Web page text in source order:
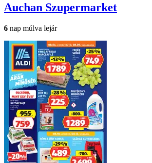
Auchan Szupermarket
6 nap múlva lejár